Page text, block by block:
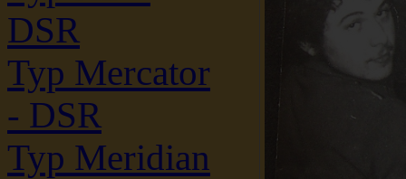
DSR
Typ Mercator
- DSR
Typ Meridian